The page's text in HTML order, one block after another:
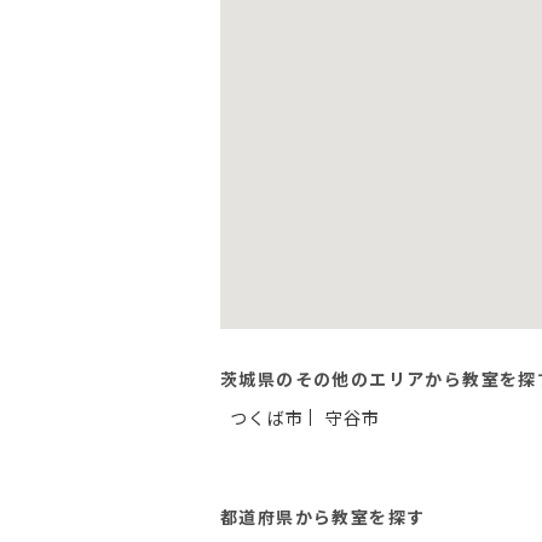
茨城県のその他のエリアから教室を探
つくば市
守谷市
都道府県から教室を探す